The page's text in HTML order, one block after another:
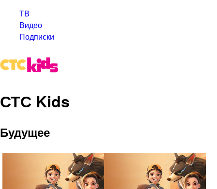
ТВ
Видео
Подписки
СТС Kids
Будущее